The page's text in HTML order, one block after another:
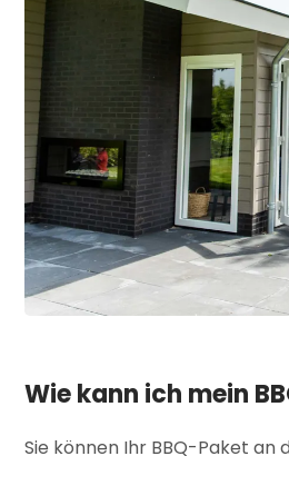
Wie kann ich mein
Sie können Ihr BBQ-Paket an